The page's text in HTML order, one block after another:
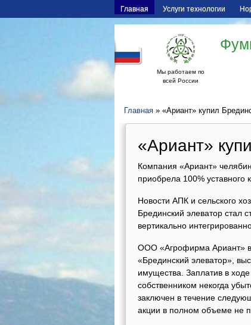
Главная Услуги технологии
Мы работаем по
всей России
Главная » «Ариант» купил
«Ариант»
Компания «Ариант»
приобрела 100% уставного
Новости АПК и сельского
Брединский элеватор стал
вертикально
ООО «Агрофирма Ариант»
«Брединский элеватор»,
имущества. Заплатив в
собственником некогда
заключен в течение
акции в полном объеме не